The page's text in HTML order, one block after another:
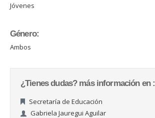
Jóvenes
Género:
Ambos
¿Tienes dudas? más información en :
Secretaría de Educación
Gabriela Jauregui Aguilar